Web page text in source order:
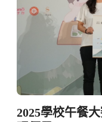
2025學校午餐